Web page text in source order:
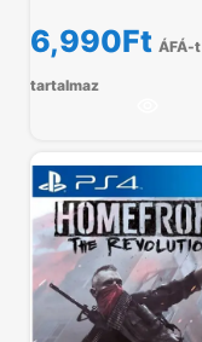
6,990Ft ÁFÁ-t
tartalmaz